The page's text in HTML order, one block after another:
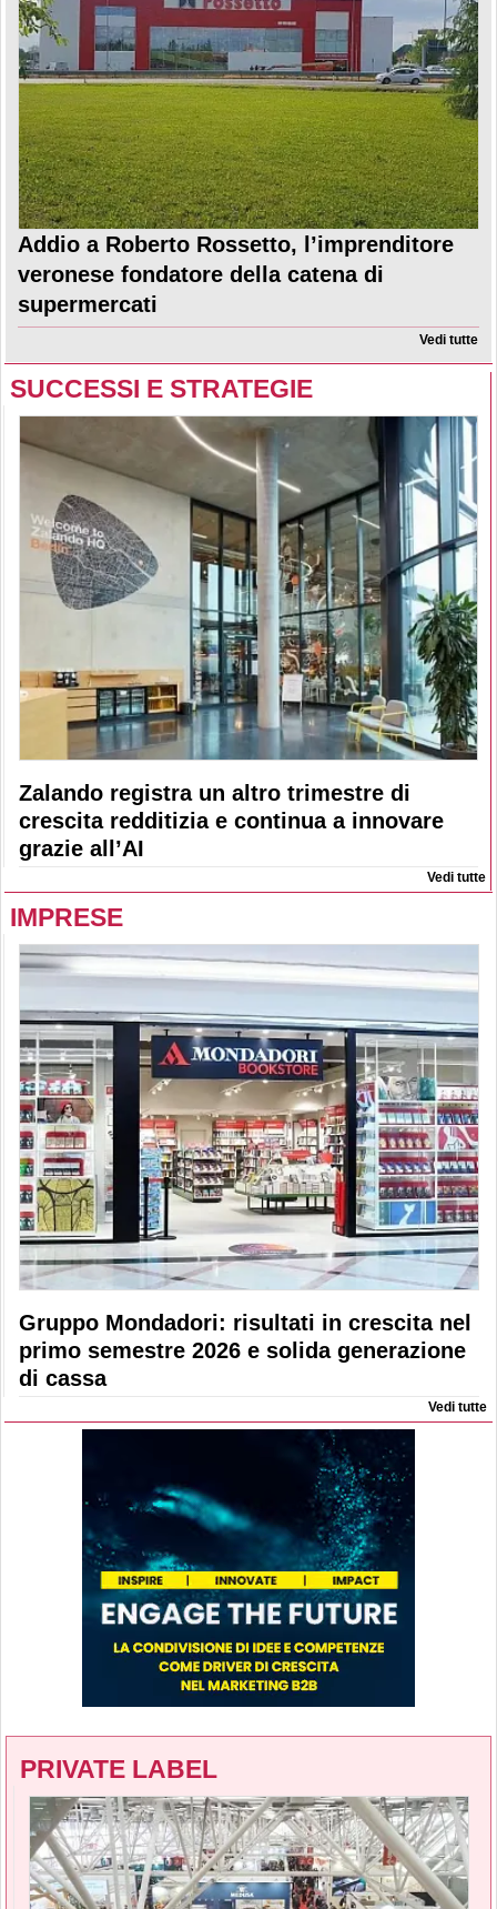
Addio a Roberto Rossetto, l’imprenditore
veronese fondatore della catena di
supermercati
Vedi tutte
SUCCESSI E STRATEGIE
Zalando registra un altro trimestre di
crescita redditizia e continua a innovare
grazie all’AI
Vedi tutte
IMPRESE
Gruppo Mondadori: risultati in crescita nel
primo semestre 2026 e solida generazione
di cassa
Vedi tutte
PRIVATE LABEL